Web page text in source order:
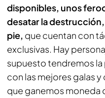
disponibles, unos
desatar la
pie, que cuentan con
exclusivas. Hay
supuesto tendremos
con las mejores galas
que ganemos moneda